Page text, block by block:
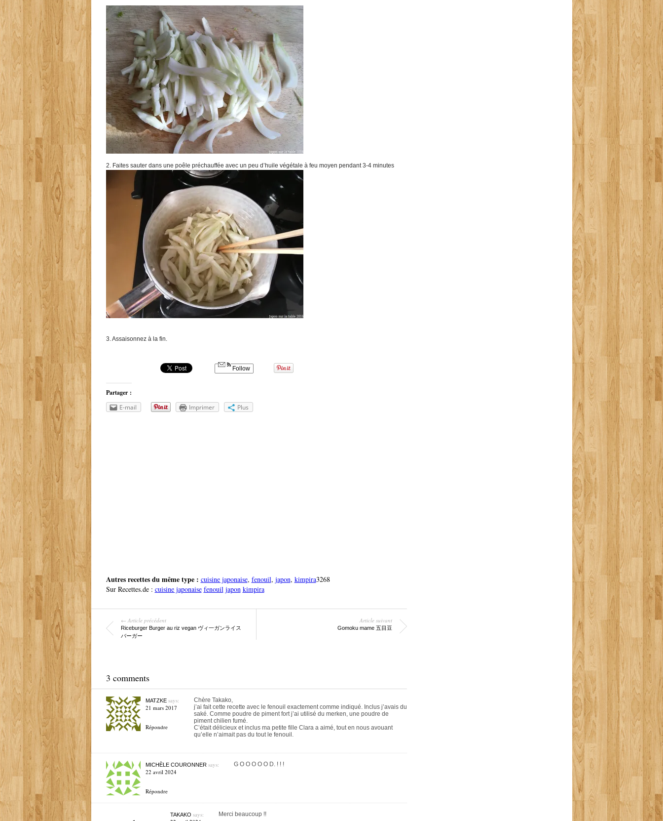
2. Faites sauter dans une poêle préchauffée avec un peu d’huile végétale à feu moyen pendant 3-4 minutes
3. Assaisonnez à la fin.
Follow
Partager :
E-mail
Imprimer Plus
Autres recettes du même type : cuisine japonaise, fenouil, japon, kimpira3268
Sur Recettes.de : cuisine japonaise fenouil japon kimpira
← Article précédent
Riceburger Burger au riz vegan ヴィ一ガンライス
バーガー
Article suivant
Gomoku mame 五目豆
3 comments
MATZKEsays:
21 mars 2017
Répondre
Chère Takako,
j’ai fait cette recette avec le fenouil exactement comme indiqué. Inclus j’avais du
saké. Comme poudre de piment fort j’ai utilisé du merken, une poudre de
piment chilien fumé.
C’était délicieux et inclus ma petite fille Clara a aimé, tout en nous avouant
qu’elle n’aimait pas du tout le fenouil.
MICHÈLE COURONNERsays:
22 avril 2024
Répondre
G O O O O O D. ! ! !
TAKAKO says:
Merci beaucoup !!